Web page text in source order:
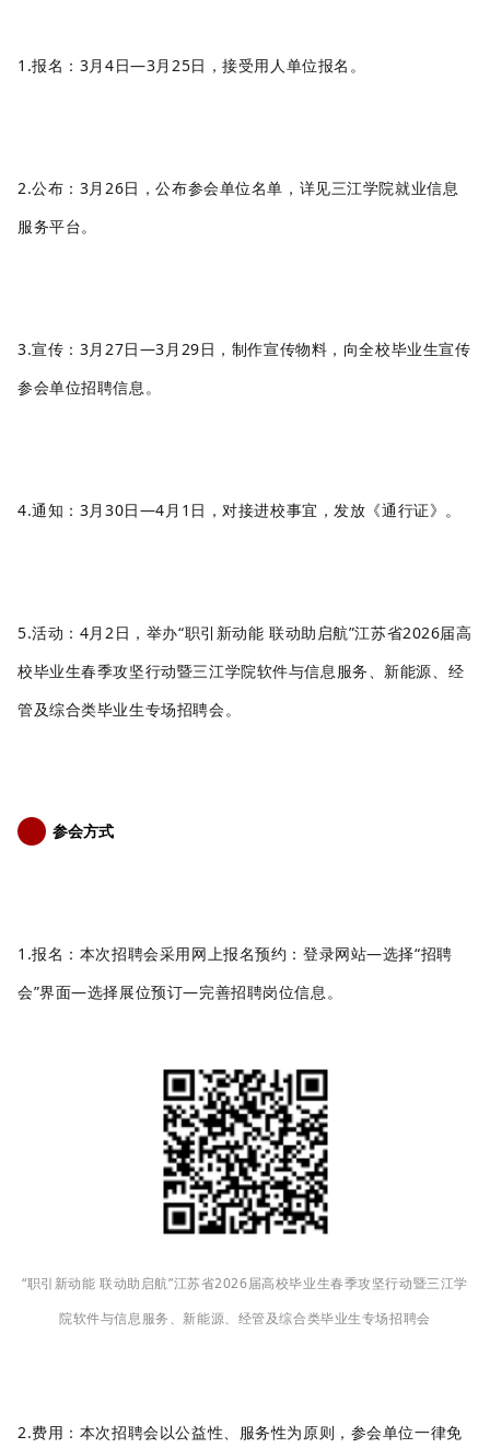
1.报名： 3月4日—3月 25日，接受用人单位报名 。
2.公布： 3月 26日 ，公布参会单位名单，详见三江学院就业信息
服务平台。
3.宣传： 3月 27日—3月29日，制作宣传物料，向全校毕业生宣传
参会单位招聘信息 。
4.通知： 3月30日—4月1 日，对接进校事宜，发放《通行证》。
5.活动： 4月 2 日，举办“职引新动能 联动助启航”江苏省2026届高
校毕业生春季攻坚行动暨三江学院软件与信息服务、新能源、经
管及综合类毕业生专场招聘会。
4
参会方式
1.报名 ： 本次招聘会采用网上报名预约：登录网站—选择“招聘
会”界面—选择展位预订—完善招聘岗位信息。
“职引新动能 联动助启航”江苏省2026届高校毕业生春季攻坚行动暨三江学
院软件与信息服务、新能源、经管及综合类毕业生专场招聘会
2.费用 ： 本次招聘会以公益性、服务性为原则，参会单位一律免